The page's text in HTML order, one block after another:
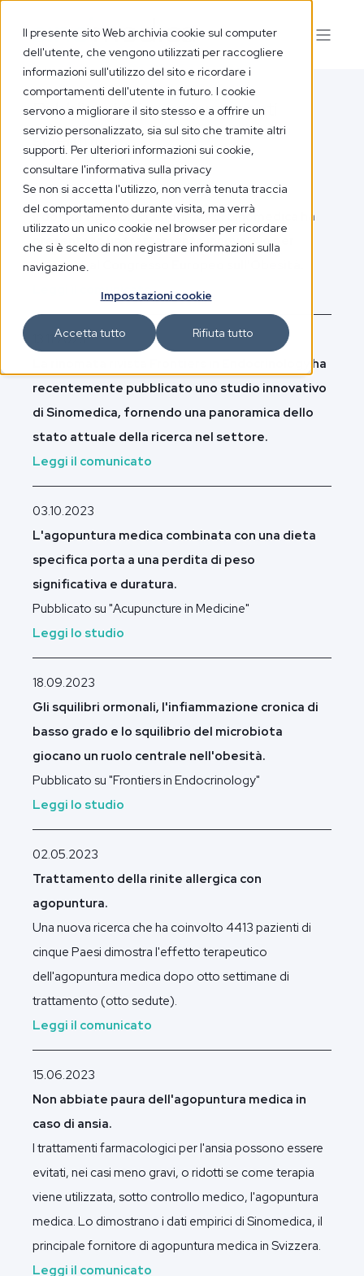
Il presente sito Web archivia cookie sul computer
dell'utente, che vengono utilizzati per raccogliere
informazioni sull'utilizzo del sito e ricordare i
comportamenti dell'utente in futuro. I cookie
servono a migliorare il sito stesso e a offrire un
servizio personalizzato, sia sul sito che tramite altri
supporti. Per ulteriori informazioni sui cookie,
consultare l'informativa sulla privacy
Se non si accetta l'utilizzo, non verrà tenuta traccia
del comportamento durante visita, ma verrà
utilizzato un unico cookie nel browser per ricordare
che si è scelto di non registrare informazioni sulla
navigazione.
Impostazioni cookie
Accetta tutto Rifiuta tutto
Pubblicazioni e aggiornamenti
scientifici
13.05.2024
Il dottor Raymond Landgraaf di Sinomedica ha
presentato un trattamento innovativo per
l'obesità al Congresso Europeo sull'Obesità.
Leggi il comunicato
13.11.2023
La rinomata rivista Frontiers in Endocrinology ha
recentemente pubblicato uno studio innovativo
di Sinomedica, fornendo una panoramica dello
stato attuale della ricerca nel settore.
Leggi il comunicato
03.10.2023
L'agopuntura medica combinata con una dieta
specifica porta a una perdita di peso
significativa e duratura.
Pubblicato su "Acupuncture in Medicine"
Leggi lo studio
18.09.2023
Gli squilibri ormonali, l'infiammazione cronica di
basso grado e lo squilibrio del microbiota
giocano un ruolo centrale nell'obesità.
Pubblicato su "Frontiers in Endocrinology"
Leggi lo studio
02.05.2023
Trattamento della rinite allergica con
agopuntura.
Una nuova ricerca che ha coinvolto 4413 pazienti di
cinque Paesi dimostra l'effetto terapeutico
dell'agopuntura medica dopo otto settimane di
trattamento (otto sedute).
Leggi il comunicato
15.06.2023
Non abbiate paura dell'agopuntura medica in
caso di ansia.
I trattamenti farmacologici per l'ansia possono essere
evitati, nei casi meno gravi, o ridotti se come terapia
viene utilizzata, sotto controllo medico, l'agopuntura
medica. Lo dimostrano i dati empirici di Sinomedica, il
principale fornitore di agopuntura medica in Svizzera.
Leggi il comunicato